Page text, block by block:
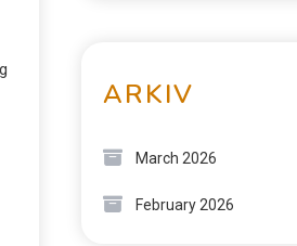
ARKIV
March 2026
February 2026